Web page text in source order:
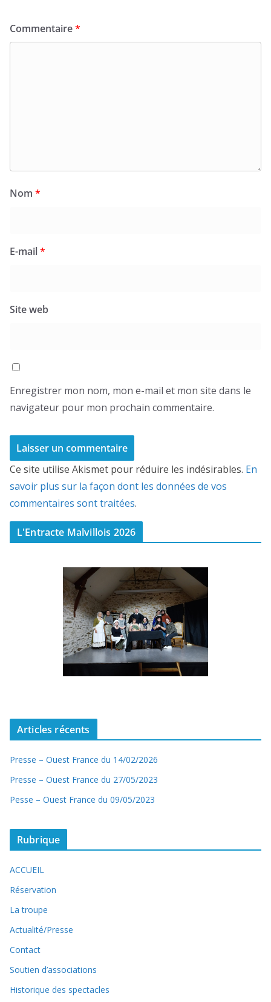
Commentaire*
Nom *
E-mail*
Site web
Enregistrer mon nom, mon e-mail et mon site dans le
navigateur pour mon prochain commentaire.
Ce site utilise Akismet pour réduire les indésirables. En
savoir plus sur la façon dont les données de vos
commentaires sont traitées.
L'Entracte Malvillois 2026
Articles récents
Presse – Ouest France du 14/02/2026
Presse – Ouest France du 27/05/2023
Pesse – Ouest France du 09/05/2023
Rubrique
ACCUEIL
Réservation
La troupe
Actualité/Presse
Contact
Soutien d’associations
Historique des spectacles